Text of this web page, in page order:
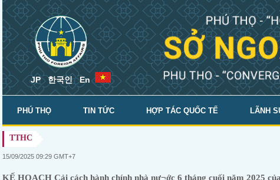
JP 한국인 En
PHÚ THỌ TIN TỨC HỢP TÁC QUỐC TẾ LÃNH
SỞ NGOẠI VỤ
TTHC
15/09/2025 09:29 GMT+7
KẾ HOẠCH Cải cách hành chính nhà nư¬ớc 6 tháng cuối năm 2025